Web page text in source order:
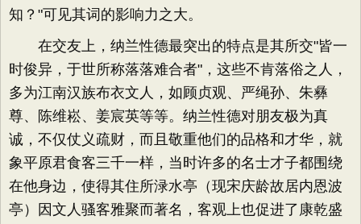
知？"可见其词的影响力之大。
在交友上，纳兰性德最突出的特点是其所交"皆一
时俊异，于世所称落落难合者"，这些不肯落俗之人，
多为江南汉族布衣文人，如顾贞观、严绳孙、朱彝
尊、陈维崧、姜宸英等等。纳兰性德对朋友极为真
诚，不仅仗义疏财，而且敬重他们的品格和才华，就
象平原君食客三千一样，当时许多的名士才子都围绕
在他身边，使得其住所渌水亭（现宋庆龄故居内恩波
亭）因文人骚客雅聚而著名，客观上也促进了康乾盛